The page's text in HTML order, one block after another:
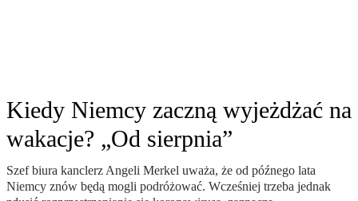
Kiedy Niemcy zaczną wyjeżdżać na
wakacje? „Od sierpnia”
Szef biura kanclerz Angeli Merkel uważa, że od późnego lata
Niemcy znów będą mogli podróżować. Wcześniej trzeba jednak